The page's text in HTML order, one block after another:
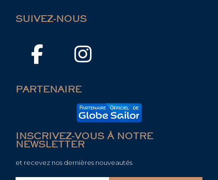
SUIVEZ-NOUS
PARTENAIRE
INSCRIVEZ-VOUS À NOTRE
NEWSLETTER
et recevez nos dernières nouveautés